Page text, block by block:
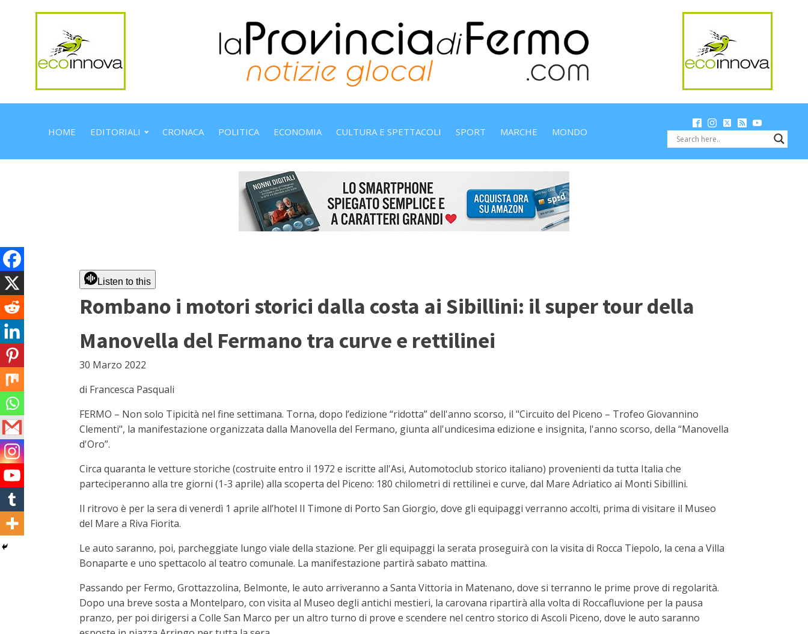
HOME EDITORIALI CRONACA POLITICA ECONOMIA CULTURA E SPETTACOLI SPORT MARCHE MONDO
Listen to this
Rombano i motori storici dalla costa ai Sibillini: il super tour della
Manovella del Fermano tra curve e rettilinei
30 Marzo 2022
di Francesca Pasquali
FERMO – Non solo Tipicità nel fine settimana. Torna, dopo l’edizione “ridotta” dell'anno scorso, il "Circuito del Piceno – Trofeo Giovannino
Clementi", la manifestazione organizzata dalla Manovella del Fermano, giunta all'undicesima edizione e insignita, l'anno scorso, della “Manovella
d'Oro”.
Circa quaranta le vetture storiche (costruite entro il 1972 e iscritte all'Asi, Automotoclub storico italiano) provenienti da tutta Italia che
parteciperanno alla tre giorni (1-3 aprile) alla scoperta del Piceno: 180 chilometri di rettilinei e curve, dal Mare Adriatico ai Monti Sibillini.
Il ritrovo è per la sera di venerdì 1 aprile all’hotel Il Timone di Porto San Giorgio, dove gli equipaggi verranno accolti, prima di visitare il Museo
del Mare a Riva Fiorita.
Le auto saranno, poi, parcheggiate lungo viale della stazione. Per gli equipaggi la serata proseguirà con la visita di Rocca Tiepolo, la cena a Villa
Bonaparte e uno spettacolo al teatro comunale. La manifestazione partirà sabato mattina.
Passando per Fermo, Grottazzolina, Belmonte, le auto arriveranno a Santa Vittoria in Matenano, dove si terranno le prime prove di regolarità.
Dopo una breve sosta a Montelparo, con visita al Museo degli antichi mestieri, la carovana ripartirà alla volta di Roccafluvione per la pausa
pranzo, per poi dirigersi a Colle San Marco per un altro turno di prove e scendere nel centro storico di Ascoli Piceno, dove le auto saranno